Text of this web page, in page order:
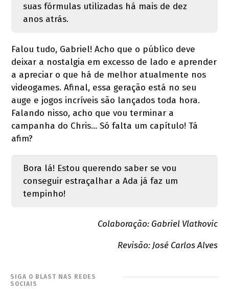
suas fórmulas utilizadas há mais de dez
anos atrás.
Falou tudo, Gabriel! Acho que o público deve
deixar a nostalgia em excesso de lado e aprender
a apreciar o que há de melhor atualmente nos
videogames. Afinal, essa geração está no seu
auge e jogos incríveis são lançados toda hora.
Falando nisso, acho que vou terminar a
campanha do Chris... Só falta um capítulo! Tá
afim?
Bora lá! Estou querendo saber se vou
conseguir estraçalhar a Ada já faz um
tempinho!
Colaboração: Gabriel Vlatkovic
Revisão: José Carlos Alves
SIGA O BLAST NAS REDES
SOCIAIS